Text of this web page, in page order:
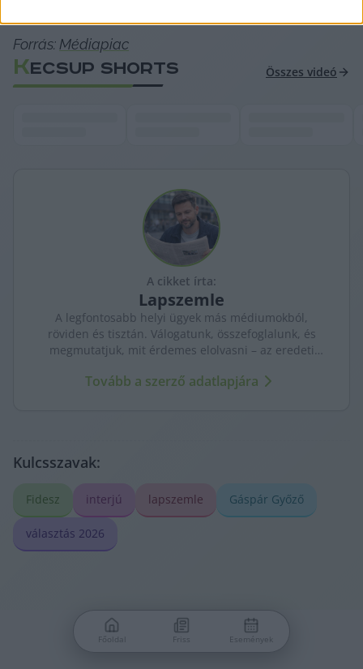
Forrás: Médiapiac
KECSUP SHORTS Összes videó
A cikket írta:
Lapszemle
A legfontosabb helyi ügyek más médiumokból,
röviden és tisztán. Válogatunk, összefoglalunk, és
megmutatjuk, mit érdemes elolvasni – az eredeti
Tovább a szerző adatlapjára
Kulcsszavak:
Fidesz interjú lapszemle Gáspár Győző
választás 2026
Főoldal Friss Események